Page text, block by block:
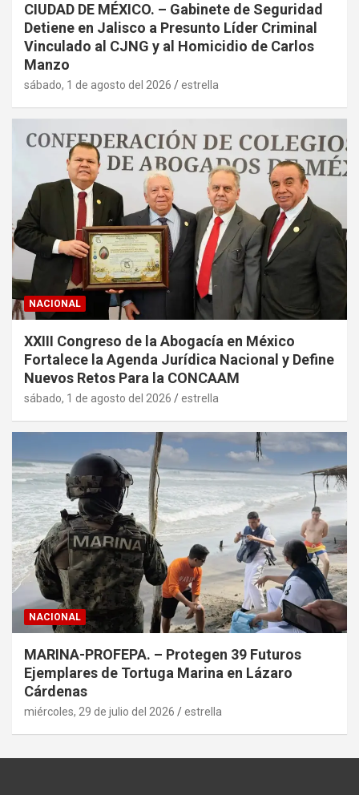
CIUDAD DE MÉXICO. – Gabinete de Seguridad
Detiene en Jalisco a Presunto Líder Criminal
Vinculado al CJNG y al Homicidio de Carlos
Manzo
sábado, 1 de agosto del 2026 estrella
NACIONAL
XXIII Congreso de la Abogacía en México
Fortalece la Agenda Jurídica Nacional y Define
Nuevos Retos Para la CONCAAM
sábado, 1 de agosto del 2026 estrella
NACIONAL
MARINA-PROFEPA. – Protegen 39 Futuros
Ejemplares de Tortuga Marina en Lázaro
Cárdenas
miércoles, 29 de julio del 2026 estrella